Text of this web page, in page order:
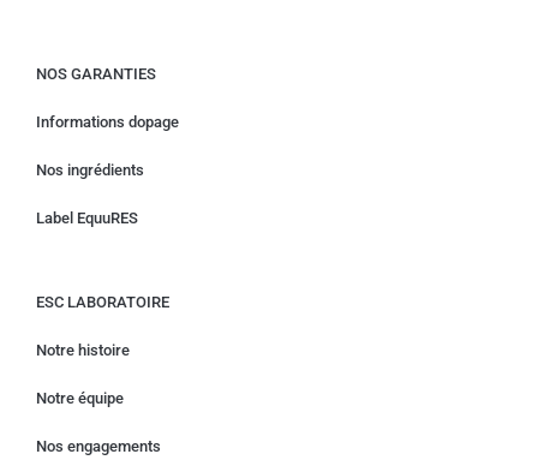
NOS GARANTIES
Informations dopage
Nos ingrédients
Label EquuRES
ESC LABORATOIRE
Notre histoire
Notre équipe
Nos engagements